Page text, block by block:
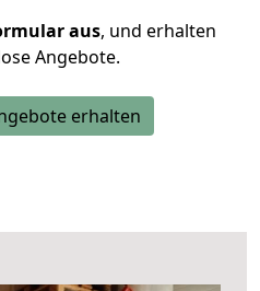
aus, und erhalten
Angebote.
erhalten